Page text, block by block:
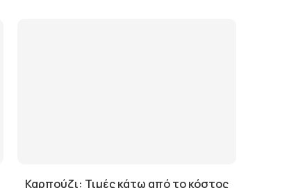
Καρπούζι: Τιμές κάτω από το κόστος